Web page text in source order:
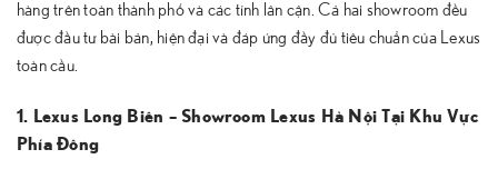
hàng trên toàn thành phố và các tỉnh lân cận. Cả hai showroom đều
được đầu tư bài bản, hiện đại và đáp ứng đầy đủ tiêu chuẩn của Lexus
toàn cầu.
1. Lexus Long Biên – Showroom Lexus Hà Nội Tại Khu Vực
Phía Đông